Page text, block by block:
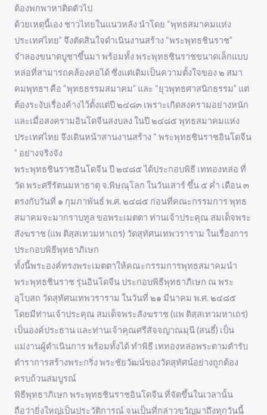
ต้องพกพาหาติดตัวไป
ด้วยเหตุนี้เอง ชาวไทยในแนวหลัง นำโดย “พุทธสมาคมแห่ง
ประเทศไทย” จึงตัดสินใจดำเนินงานสร้าง “พระพุทธชินราช”
จำลองขนาดบูชาขึ้นมา พร้อมทั้ง พระพุทธชินราชขนาดเล็กแบบ
หล่อที่สามารถคล้องคอได้ ซึ่งแต่เดิมเป็นความตั้งใจของ ๒ สมา
คมพุทธฯ คือ “พุทธธรรมสมาคม” และ “ยุวพุทธศาสนิกธรรม” แต่
ต้องระงับเรื่องค้างไว้ตั้งแต่ปี ๒๔๘๓ เพราะเกิดสงครามอย่างหนัก
และเมื่อสงครามอินโดจีนสงบลง ในปี ๒๔๘๕ พุทธสมาคมแห่ง
ประเทศไทย จึงเดินหน้าสานงานสร้าง “ พระพุทธชินราชอินโดจีน
” อย่างจริงจัง
พระพุทธชินราชอินโดจีน ปี ๒๔๘๕ ได้ประกอบพิธี เททองหล่อ ที่
วัด พระศรีรัตนมหาธาตุ จ.พิษณุโลก ในวันเสาร์ ขึ้น ๕ ค่ำ เดือน ๓
ตรงกับวันที่ ๑ กุมภาพันธ์ พ.ศ. ๒๔๘๕ ก่อนที่คณะกรรมการ พุทธ
สมาคมจะมากราบทูล ขอพระเมตตา ท่านเจ้าประคุณ สมเด็จพระ
สังฆราช (แพ ติสฺสเทวมหาเถร) วัดสุทัศนเทพวราราม ในเรื่องการ
ประกอบพิธีพุทธาภิเษก
ทั้งนี้พระองค์ทรงพระเมตตาให้คณะกรรมการพุทธสมาคมนำ
พระพุทธชินราช รุ่นอินโดจีน ประกอบพิธีพุทธาภิเษก ณ พระ
อุโบสถ วัดสุทัศนเทพวราราม ในวันที่ ๒๑ มีนาคม พ.ศ. ๒๔๘๕
โดยมีท่านเจ้าประคุณ สมเด็จพระสังฆราช (แพ ติสฺสเทวมหาเถร)
เป็นองค์ประธาน และท่านเจ้าคุณศรีสัจจญาณมุนี (สนธิ์) เป็น
แม่งานผู้ดำเนินการ พร้อมทั้งได้ ทำพิธี เททองหล่อพระตามตำรับ
ตำราการสร้างพระกริ่ง พระชัยวัฒน์ของวัดสุทัศน์อย่างถูกต้อง
ครบถ้วนสมบูรณ์
พิธีพุทธาภิเษก พระพุทธชินราชอินโดจีน ที่จัดขึ้นในเวลานั้น
ถือว่ายิ่งใหญ่เป็นประวัติการณ์ จนเป็นที่กล่าวขวัญมาถึงทุกวันนี้